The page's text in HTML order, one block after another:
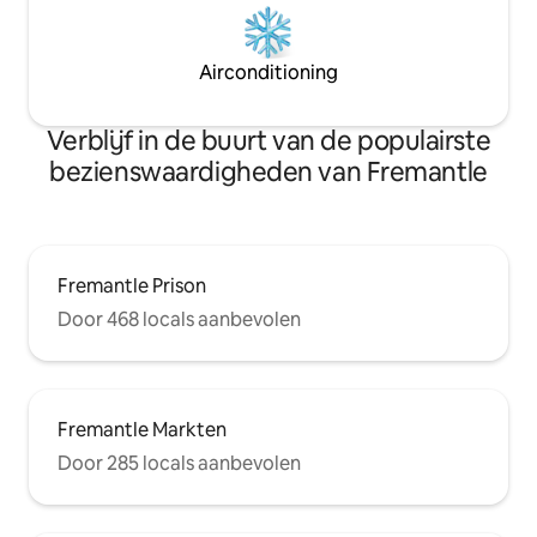
Airconditioning
Verblijf in de buurt van de populairste
bezienswaardigheden van Fremantle
Fremantle Prison
Door 468 locals aanbevolen
Fremantle Markten
Door 285 locals aanbevolen